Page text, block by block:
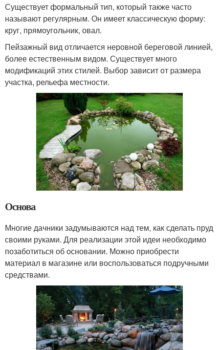
Существует формальный тип, который также часто
называют регулярным. Он имеет классическую форму:
круг, прямоугольник, овал.
Пейзажный вид отличается неровной береговой линией,
более естественным видом. Существует много
модификаций этих стилей. Выбор зависит от размера
участка, рельефа местности.
Основа
Многие дачники задумываются над тем, как сделать пруд
своими руками. Для реализации этой идеи необходимо
позаботиться об основании. Можно приобрести
материал в магазине или воспользоваться подручными
средствами.